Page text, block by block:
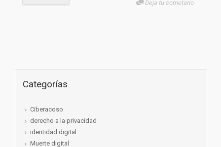
Deja tu cometario
Categorías
Ciberacoso
derecho a la privacidad
identidad digital
Muerte digital